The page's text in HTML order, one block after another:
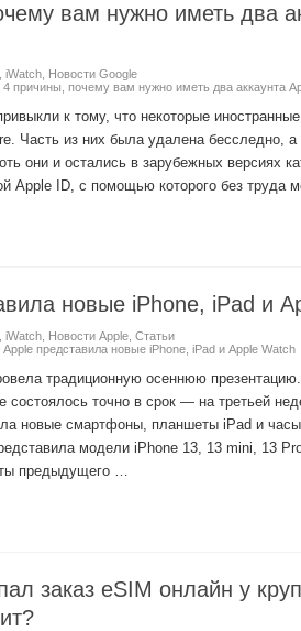
вам нужно иметь два
iWatch, Новости Google
4 причины, почему вам нужно иметь два аккаунта
к тому, что некоторые
Часть из них была удалена бесследно,
они и остались в зарубежных версиях
Apple ID, с помощью которого без труда
новые iPhone, iPad и
iWatch, Новости Apple, Статьи
Apple представила новые iPhone, iPad и Apple Watch
традиционную осеннюю
состоялось точно в срок — на третьей
новые смартфоны, планшеты iPad и
модели iPhone 13, 13 mini, 13
предыдущего …
заказ eSIM онлайн у